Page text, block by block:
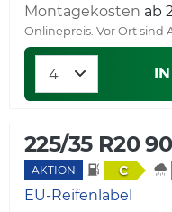
Montagekosten ab
Onlinepreis. Vor Ort sind
225/35 R20
AKTION C
EU-Reifenlabel